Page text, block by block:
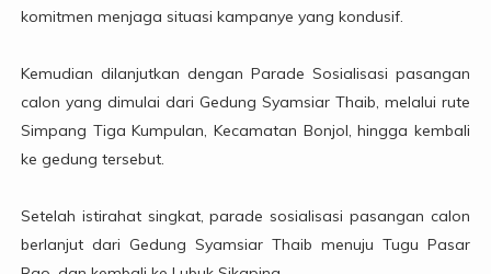
komitmen menjaga situasi kampanye yang kondusif.
Kemudian dilanjutkan dengan Parade Sosialisasi pasangan
calon yang dimulai dari Gedung Syamsiar Thaib, melalui rute
Simpang Tiga Kumpulan, Kecamatan Bonjol, hingga kembali
ke gedung tersebut.
Setelah istirahat singkat, parade sosialisasi pasangan calon
berlanjut dari Gedung Syamsiar Thaib menuju Tugu Pasar